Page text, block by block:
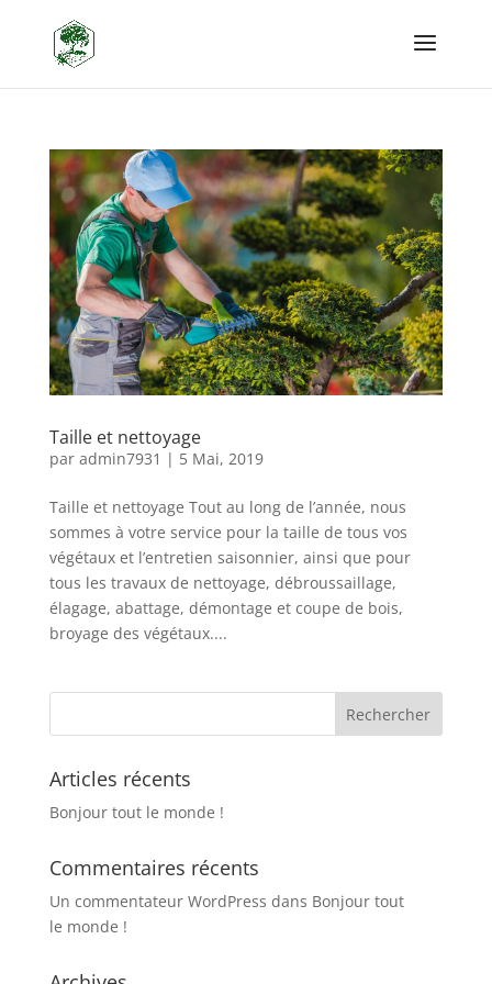
Taille et nettoyage
par admin7931 | 5 Mai, 2019
Taille et nettoyage Tout au long de l’année, nous
sommes à votre service pour la taille de tous vos
végétaux et l’entretien saisonnier, ainsi que pour
tous les travaux de nettoyage, débroussaillage,
élagage, abattage, démontage et coupe de bois,
broyage des végétaux....
Articles récents
Bonjour tout le monde !
Commentaires récents
Un commentateur WordPress dans Bonjour tout
le monde !